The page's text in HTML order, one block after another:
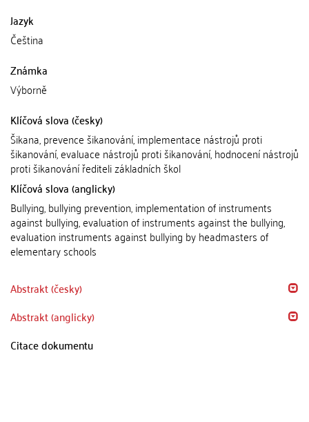
Jazyk
Čeština
Známka
Výborně
Klíčová slova (česky)
Šikana, prevence šikanování, implementace nástrojů proti
šikanování, evaluace nástrojů proti šikanování, hodnocení nástrojů
proti šikanování řediteli základních škol
Klíčová slova (anglicky)
Bullying, bullying prevention, implementation of instruments
against bullying, evaluation of instruments against the bullying,
evaluation instruments against bullying by headmasters of
elementary schools
Abstrakt (česky)
Abstrakt (anglicky)
Citace dokumentu